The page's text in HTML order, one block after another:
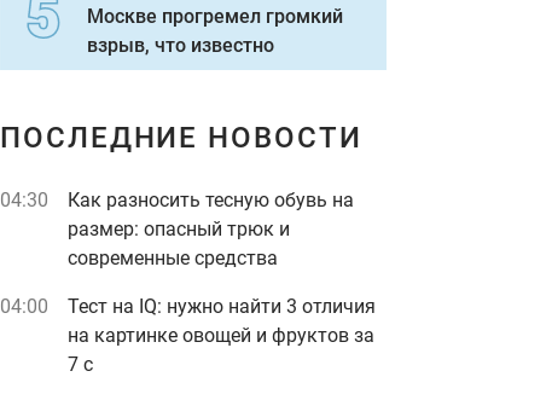
Москве прогремел громкий
взрыв, что известно
ПОСЛЕДНИЕ НОВОСТИ
04:30
Как разносить тесную обувь на
размер: опасный трюк и
современные средства
04:00
Тест на IQ: нужно найти 3 отличия
на картинке овощей и фруктов за
7 с